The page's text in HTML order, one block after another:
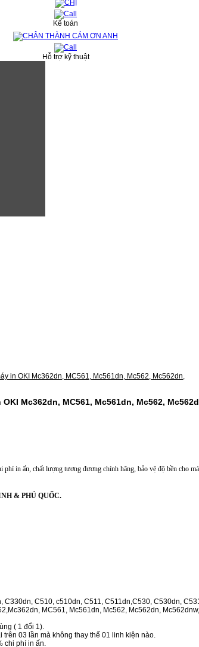
Kế toán
Hỗ trợ kỹ thuật
Mc362dn, MC561, Mc561dn, Mc562,
in ấn, chất lượng tương đương chính hãng, bảo vệ độ bền cho
& PHÚ QUỐC.
C330dn, C510, c510dn, C511, C511dn,C530, C530dn,
MC561, Mc561dn, Mc562, Mc562dn, Mc562dnw,
( 1 đổi 1).
03 lần mà không thay thế 01 linh kiện nào.
chi phí in ấn.